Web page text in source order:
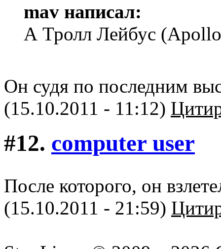
mav написал:
А Тролл Лейбус
Он судя по последним
(15.10.2011 - 11:12)
#12. computer user
После которого, он
(15.10.2011 - 21:59)